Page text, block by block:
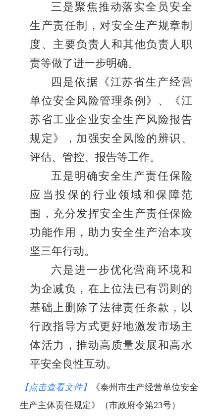
三是聚焦推动落实全员安全
生产责任制，对安全生产规章制
度、主要负责人和其他负责人职
责等做了进一步明确。
四是依据《江苏省生产经营
单位安全风险管理条例》、《江
苏省工业企业安全生产风险报告
规定》，加强安全风险的辨识、
评估、管控、报告等工作。
五是明确安全生产责任保险
应当投保的行业领域和保障范
围，充分发挥安全生产责任保险
功能作用，助力安全生产治本攻
坚三年行动。
六是进一步优化营商环境和
为企减负，在上位法已有罚则的
基础上删除了法律责任条款，以
行政指导方式更好地激发市场主
体活力，推动高质量发展和高水
平安全良性互动。
【点击查看文件】
《泰州市生产经营单位安全
生产主体责任规定》（市政府令第23号）